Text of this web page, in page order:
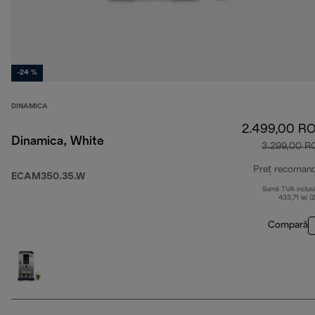
-24 %
DINAMICA
Dinamica, White
ECAM350.35.W
2.499,00
3.299,00
Preț
Sumă TVA
433,71 lei
Compară